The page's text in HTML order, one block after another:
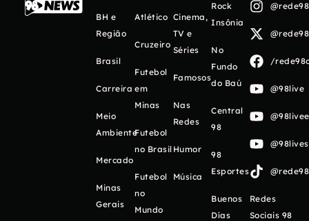
BH e
Região
Brasil
Carreira
Meio
Ambiente
Mercado
Minas
Gerais
Atlético
Cruzeiro
Futebol
em
Minas
Futebol
no Brasil
Futebol
no
Mundo
Cinema,
TV e
Séries
Famosos
Nas
Redes
Humor
Música
Rock
Insônia
No
Fundo
do Baú
Central
98
98
Esportes
Buenos
Días
/
@98live
Redes
Sociais 98